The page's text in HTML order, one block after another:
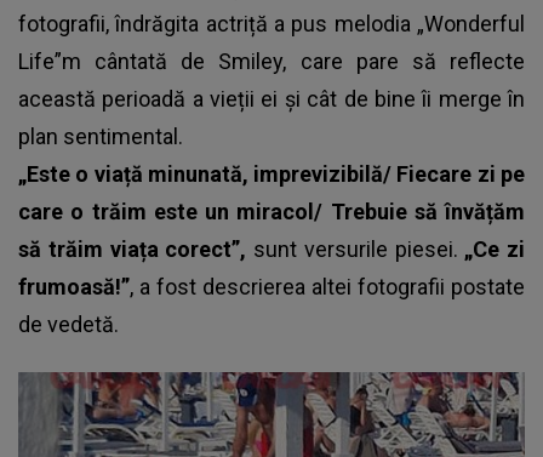
fotografii, îndrăgita actriță a pus melodia „Wonderful
Life”m cântată de Smiley, care pare să reflecte
această perioadă a vieții ei și cât de bine îi merge în
plan sentimental.
„Este o viață minunată, imprevizibilă/ Fiecare zi pe
care o trăim este un miracol/ Trebuie să învățăm
să trăim viața corect”, sunt versurile piesei. „Ce zi
frumoasă!”, a fost descrierea altei fotografii postate
de vedetă.